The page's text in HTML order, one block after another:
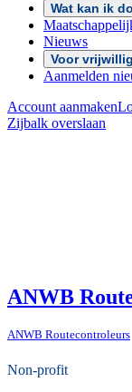
Wat kan ik
Nieuws
Voor
Aanmelden
Account aanmaken
Zijbalk overslaan
ANWB
ANWB Routecontroleurs
Non-profit